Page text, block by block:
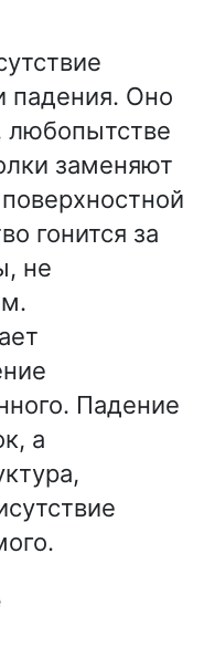
падения. Оно
любопытстве
заменяют
гонится за
не
Падение
а